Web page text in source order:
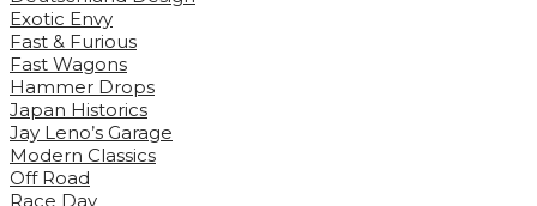
Exotic Envy
Fast & Furious
Fast Wagons
Hammer Drops
Japan Historics
Jay Leno’s Garage
Modern Classics
Off Road
Race Day